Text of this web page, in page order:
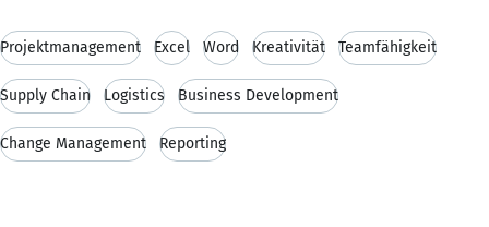
Projektmanagement Excel Word Kreativität Teamfähigkeit
Supply Chain Logistics Business Development
Change Management Reporting